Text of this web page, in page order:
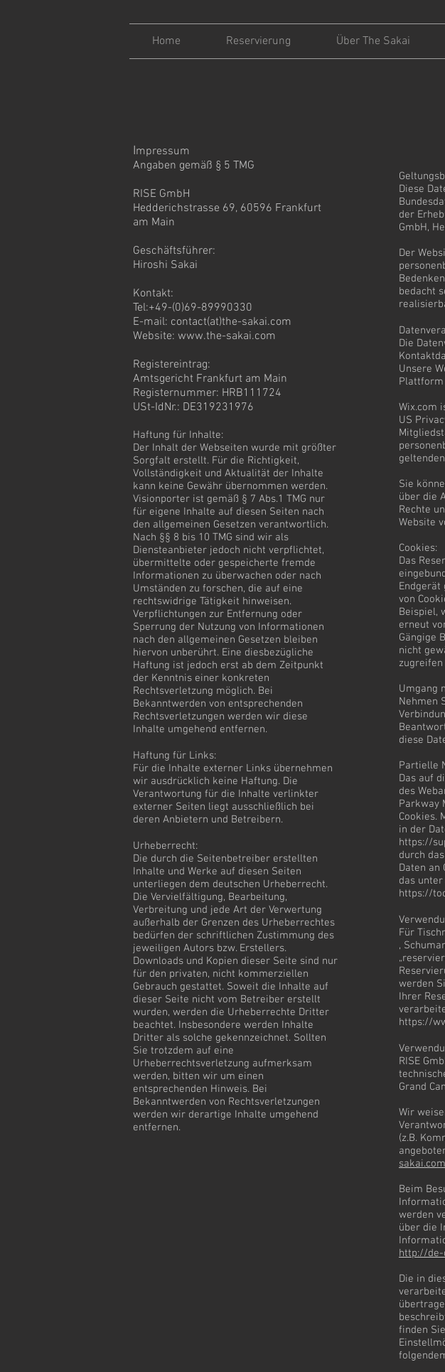
Home Reservierung Über The Sakai
Impressum
Angaben gemäß § 5 TMG
RISE GmbH
Hedderichstrasse 69, 60596 Frankfurt
am Main
Geschäftsführer:
Hiroshi Sakai
Kontakt:
Tel:+49-(0)69-89990330
E-mail: contact(at)the-sakai.com​
Website: www.the-sakai.com
Registereintrag:
Amtsgericht Frankfurt am Main
Registernummer: HRB111724
USt-IdNr.: DE319231976
Haftung für Inhalte:
Der Inhalt der Webseiten wurde mit größter
Sorgfalt erstellt. Für die Richtigkeit,
Vollständigkeit und Aktualität der Inhalte
kann keine Gewähr übernommen werden.
Visionporter ist gemäß § 7 Abs.1 TMG nur
für eigene Inhalte auf diesen Seiten nach
den allgemeinen Gesetzen verantwortlich.
Nach §§ 8 bis 10 TMG sind wir als
Diensteanbieter jedoch nicht verpflichtet,
übermittelte oder gespeicherte fremde
Informationen zu überwachen oder nach
Umständen zu forschen, die auf eine
rechtswidrige Tätigkeit hinweisen.
Verpflichtungen zur Entfernung oder
Sperrung der Nutzung von Informationen
nach den allgemeinen Gesetzen bleiben
hiervon unberührt. Eine diesbezügliche
Haftung ist jedoch erst ab dem Zeitpunkt
der Kenntnis einer konkreten
Rechtsverletzung möglich. Bei
Bekanntwerden von entsprechenden
Rechtsverletzungen werden wir diese
Inhalte umgehend entfernen.
Haftung für Links:
Für die Inhalte externer Links übernehmen
wir ausdrücklich keine Haftung. Die
Verantwortung für die Inhalte verlinkter
externer Seiten liegt ausschließlich bei
deren Anbietern und Betreibern.
Urheberrecht:
Die durch die Seitenbetreiber erstellten
Inhalte und Werke auf diesen Seiten
unterliegen dem deutschen Urheberrecht.
Die Vervielfältigung, Bearbeitung,
Verbreitung und jede Art der Verwertung
außerhalb der Grenzen des Urheberrechtes
bedürfen der schriftlichen Zustimmung des
jeweiligen Autors bzw. Erstellers.
Downloads und Kopien dieser Seite sind nur
für den privaten, nicht kommerziellen
Gebrauch gestattet. Soweit die Inhalte auf
dieser Seite nicht vom Betreiber erstellt
wurden, werden die Urheberrechte Dritter
beachtet. Insbesondere werden Inhalte
Dritter als solche gekennzeichnet. Sollten
Sie trotzdem auf eine
Urheberrechtsverletzung aufmerksam
werden, bitten wir um einen
entsprechenden Hinweis. Bei
Bekanntwerden von Rechtsverletzungen
werden wir derartige Inhalte umgehend
entfernen.
Diese
der
GmbH,
Der
bedacht
Die
Unsere
Plattform
Wix.com
US
Sie
über die
Rechte
Website
Cookies:
Das
Endgerät
von
Beispiel,
erneut
Gängige
nicht
Umgang
Nehmen
diese
Partielle
Das auf
des
Parkway
Cookies.
in der
https://
durch
Daten an
das
https://
Für
,
werden
Ihrer
https://
RISE
Grand
Wir
(z.B.
sakai.com
Beim
werden
über die
http://de-
Die in
finden